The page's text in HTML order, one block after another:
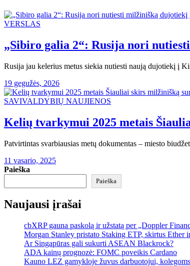
VERSLAS
„Sibiro galia 2“: Rusija nori
Rusija jau kelerius metus siekia nutiesti naują dujotiekį į
19 gegužės, 2026
SAVIVALDYBIŲ NAUJIENOS
Kelių tvarkymui 2025 metais
Patvirtintas svarbiausias metų dokumentas – miesto
11 vasario, 2025
Paieška
Paieška
Naujausi įrašai
cbXRP gauna paskolą ir užstatą per „Doppler
Morgan Stanley pristato Staking ETP, skirtus Ether
Ar Singapūras gali sukurti ASEAN Blackrock?
ADA kainų prognozė: FOMC poveikis Cardano
Kauno LEZ gamykloje žuvus darbuotojui,